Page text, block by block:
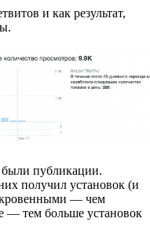
и как результат,
были публикации.
получил установок (и
— чем
— тем больше установок